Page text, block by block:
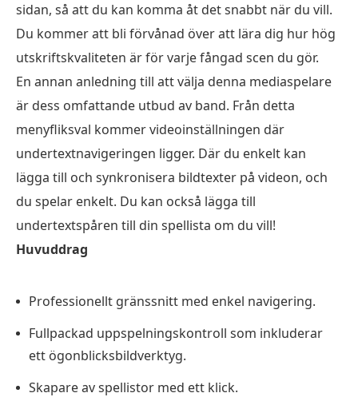
sidan, så att du kan komma åt det snabbt när du vill.
Du kommer att bli förvånad över att lära dig hur hög
utskriftskvaliteten är för varje fångad scen du gör.
En annan anledning till att välja denna mediaspelare
är dess omfattande utbud av band. Från detta
menyfliksval kommer videoinställningen där
undertextnavigeringen ligger. Där du enkelt kan
lägga till och synkronisera bildtexter på videon, och
du spelar enkelt. Du kan också lägga till
undertextspåren till din spellista om du vill!
Huvuddrag
Professionellt gränssnitt med enkel navigering.
Fullpackad uppspelningskontroll som inkluderar
ett ögonblicksbildverktyg.
Skapare av spellistor med ett klick.